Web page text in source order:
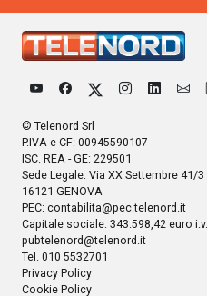
© Telenord Srl
P.IVA e CF: 00945590107
ISC. REA - GE: 229501
Sede Legale: Via XX Settembre 41/3
16121 GENOVA
PEC: contabilita@pec.telenord.it
Capitale sociale: 343.598,42 euro i.v.
pubtelenord@telenord.it
Tel. 010 5532701
Privacy Policy
Cookie Policy